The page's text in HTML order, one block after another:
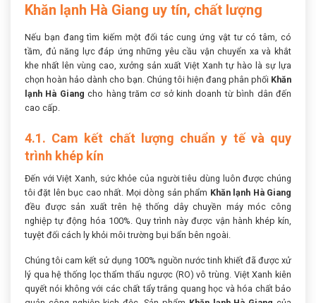
Khăn lạnh Hà Giang uy tín, chất lượng
Nếu bạn đang tìm kiếm một đối tác cung ứng vật tư có tâm, có
tầm, đủ năng lực đáp ứng những yêu cầu vận chuyển xa và khắt
khe nhất lên vùng cao, xưởng sản xuất Việt Xanh tự hào là sự lựa
chọn hoàn hảo dành cho bạn. Chúng tôi hiện đang phân phối Khăn
lạnh Hà Giang cho hàng trăm cơ sở kinh doanh từ bình dân đến
cao cấp.
4.1. Cam kết chất lượng chuẩn y tế và quy
trình khép kín
Đến với Việt Xanh, sức khỏe của người tiêu dùng luôn được chúng
tôi đặt lên bục cao nhất. Mọi dòng sản phẩm Khăn lạnh Hà Giang
đều được sản xuất trên hệ thống dây chuyền máy móc công
nghiệp tự động hóa 100%. Quy trình này được vận hành khép kín,
tuyệt đối cách ly khỏi môi trường bụi bẩn bên ngoài.
Chúng tôi cam kết sử dụng 100% nguồn nước tinh khiết đã được xử
lý qua hệ thống lọc thẩm thấu ngược (RO) vô trùng. Việt Xanh kiên
quyết nói không với các chất tẩy trắng quang học và hóa chất bảo